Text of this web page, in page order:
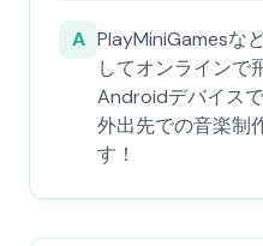
A PlayMiniGamesな
してオンラインで
Androidデバイス
外出先での音楽制
す！